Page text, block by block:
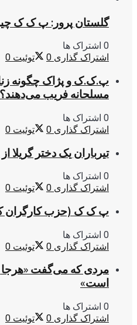
گلستان پرور: پ ک ک
0 اشتراک ها
اشتراک گذاری 0 توئیت 0
پ.ک.ک و پژاک چگونه
مسلحانه فریب می‌دهند؟
0 اشتراک ها
اشتراک گذاری 0 توئیت 0
تیرباران یک دختر
0 اشتراک ها
اشتراک گذاری 0 توئیت 0
پ ک ک (حزب کارگران
0 اشتراک ها
اشتراک گذاری 0 توئیت 0
مردی که می‌گفت «هرجا
است»
0 اشتراک ها
اشتراک گذاری 0 توئیت 0